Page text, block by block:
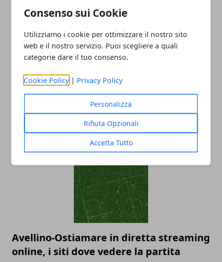
Consenso sui Cookie
Utilizziamo i cookie per ottimizzare il nostro sito
web e il nostro servizio. Puoi scegliere a quali
categorie dare il tuo consenso.
Cookie Policy | Privacy Policy
Personalizza
Rifiuta Opzionali
Accetta Tutto
Avellino-Ostiamare risultato finale,
marcatori e prossimo turno
31/03/2019
Avellino-Ostiamare in diretta streaming
online, i siti dove vedere la partita